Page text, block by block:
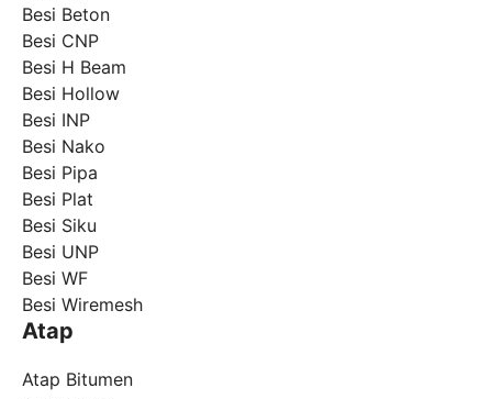
Besi Beton
Besi CNP
Besi H Beam
Besi Hollow
Besi INP
Besi Nako
Besi Pipa
Besi Plat
Besi Siku
Besi UNP
Besi WF
Besi Wiremesh
Atap
Atap Bitumen